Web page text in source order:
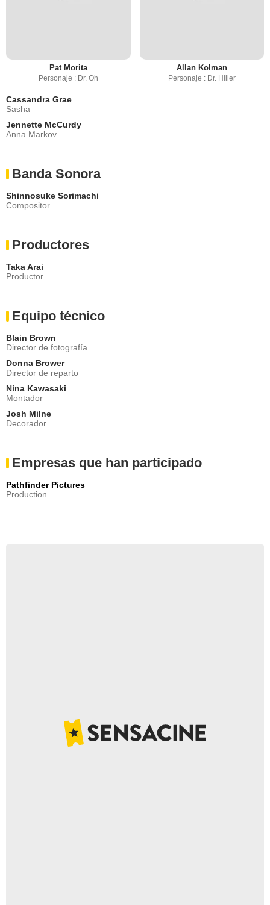
Pat Morita
Personaje : Dr. Oh
Allan Kolman
Personaje : Dr. Hiller
Cassandra Grae
Sasha
Jennette McCurdy
Anna Markov
Banda Sonora
Shinnosuke Sorimachi
Compositor
Productores
Taka Arai
Productor
Equipo técnico
Blain Brown
Director de fotografía
Donna Brower
Director de reparto
Nina Kawasaki
Montador
Josh Milne
Decorador
Empresas que han participado
Pathfinder Pictures
Production